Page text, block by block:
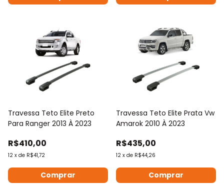
Travessa Teto Elite Preto
Para Ranger 2013 À 2023
R$410,00
12 x de R$41,72
Travessa Teto Elite Prata Vw
Amarok 2010 À 2023
R$435,00
12 x de R$44,26